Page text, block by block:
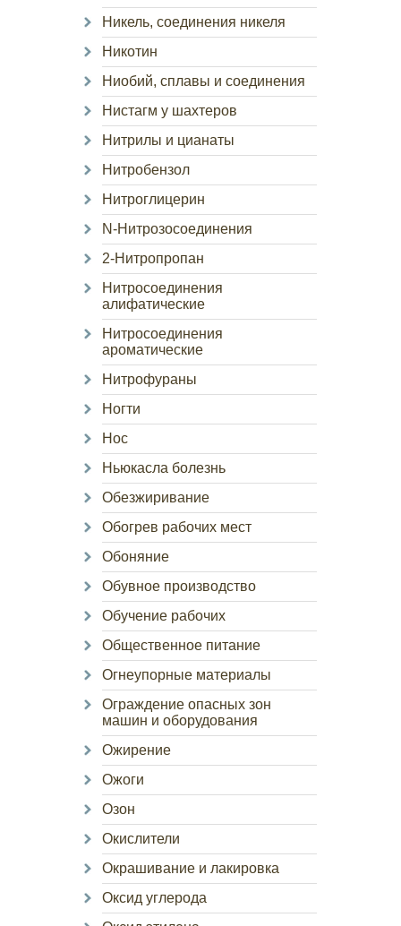
Никель, соединения никеля
Никотин
Ниобий, сплавы и соединения
Нистагм у шахтеров
Нитрилы и цианаты
Нитробензол
Нитроглицерин
N-Нитрозосоединения
2-Нитропропан
Нитросоединения
алифатические
Нитросоединения
ароматические
Нитрофураны
Ногти
Нос
Ньюкасла болезнь
Обезжиривание
Обогрев рабочих мест
Обоняние
Обувное производство
Обучение рабочих
Общественное питание
Огнеупорные материалы
Ограждение опасных зон
машин и оборудования
Ожирение
Ожоги
Озон
Окислители
Окрашивание и лакировка
Оксид углерода